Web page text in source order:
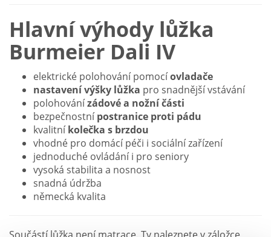
Hlavní výhody lůžka
Burmeier Dali IV
elektrické polohování pomocíovladače
nastavení výšky lůžka pro snadnější vstávání
polohovánízádové a nožní části
bezpečnostnípostranice proti pádu
kvalitníkolečka s brzdou
vhodné pro domácí péči i sociální zařízení
jednoduché ovládání i pro seniory
vysoká stabilita a nosnost
snadná údržba
německá kvalita